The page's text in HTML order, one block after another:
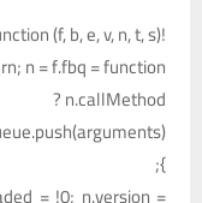
!function (f, b, e, v, n, t, s) {
n = f.fbq = function () {
n.callMethod ?
};
= !0; n.version =